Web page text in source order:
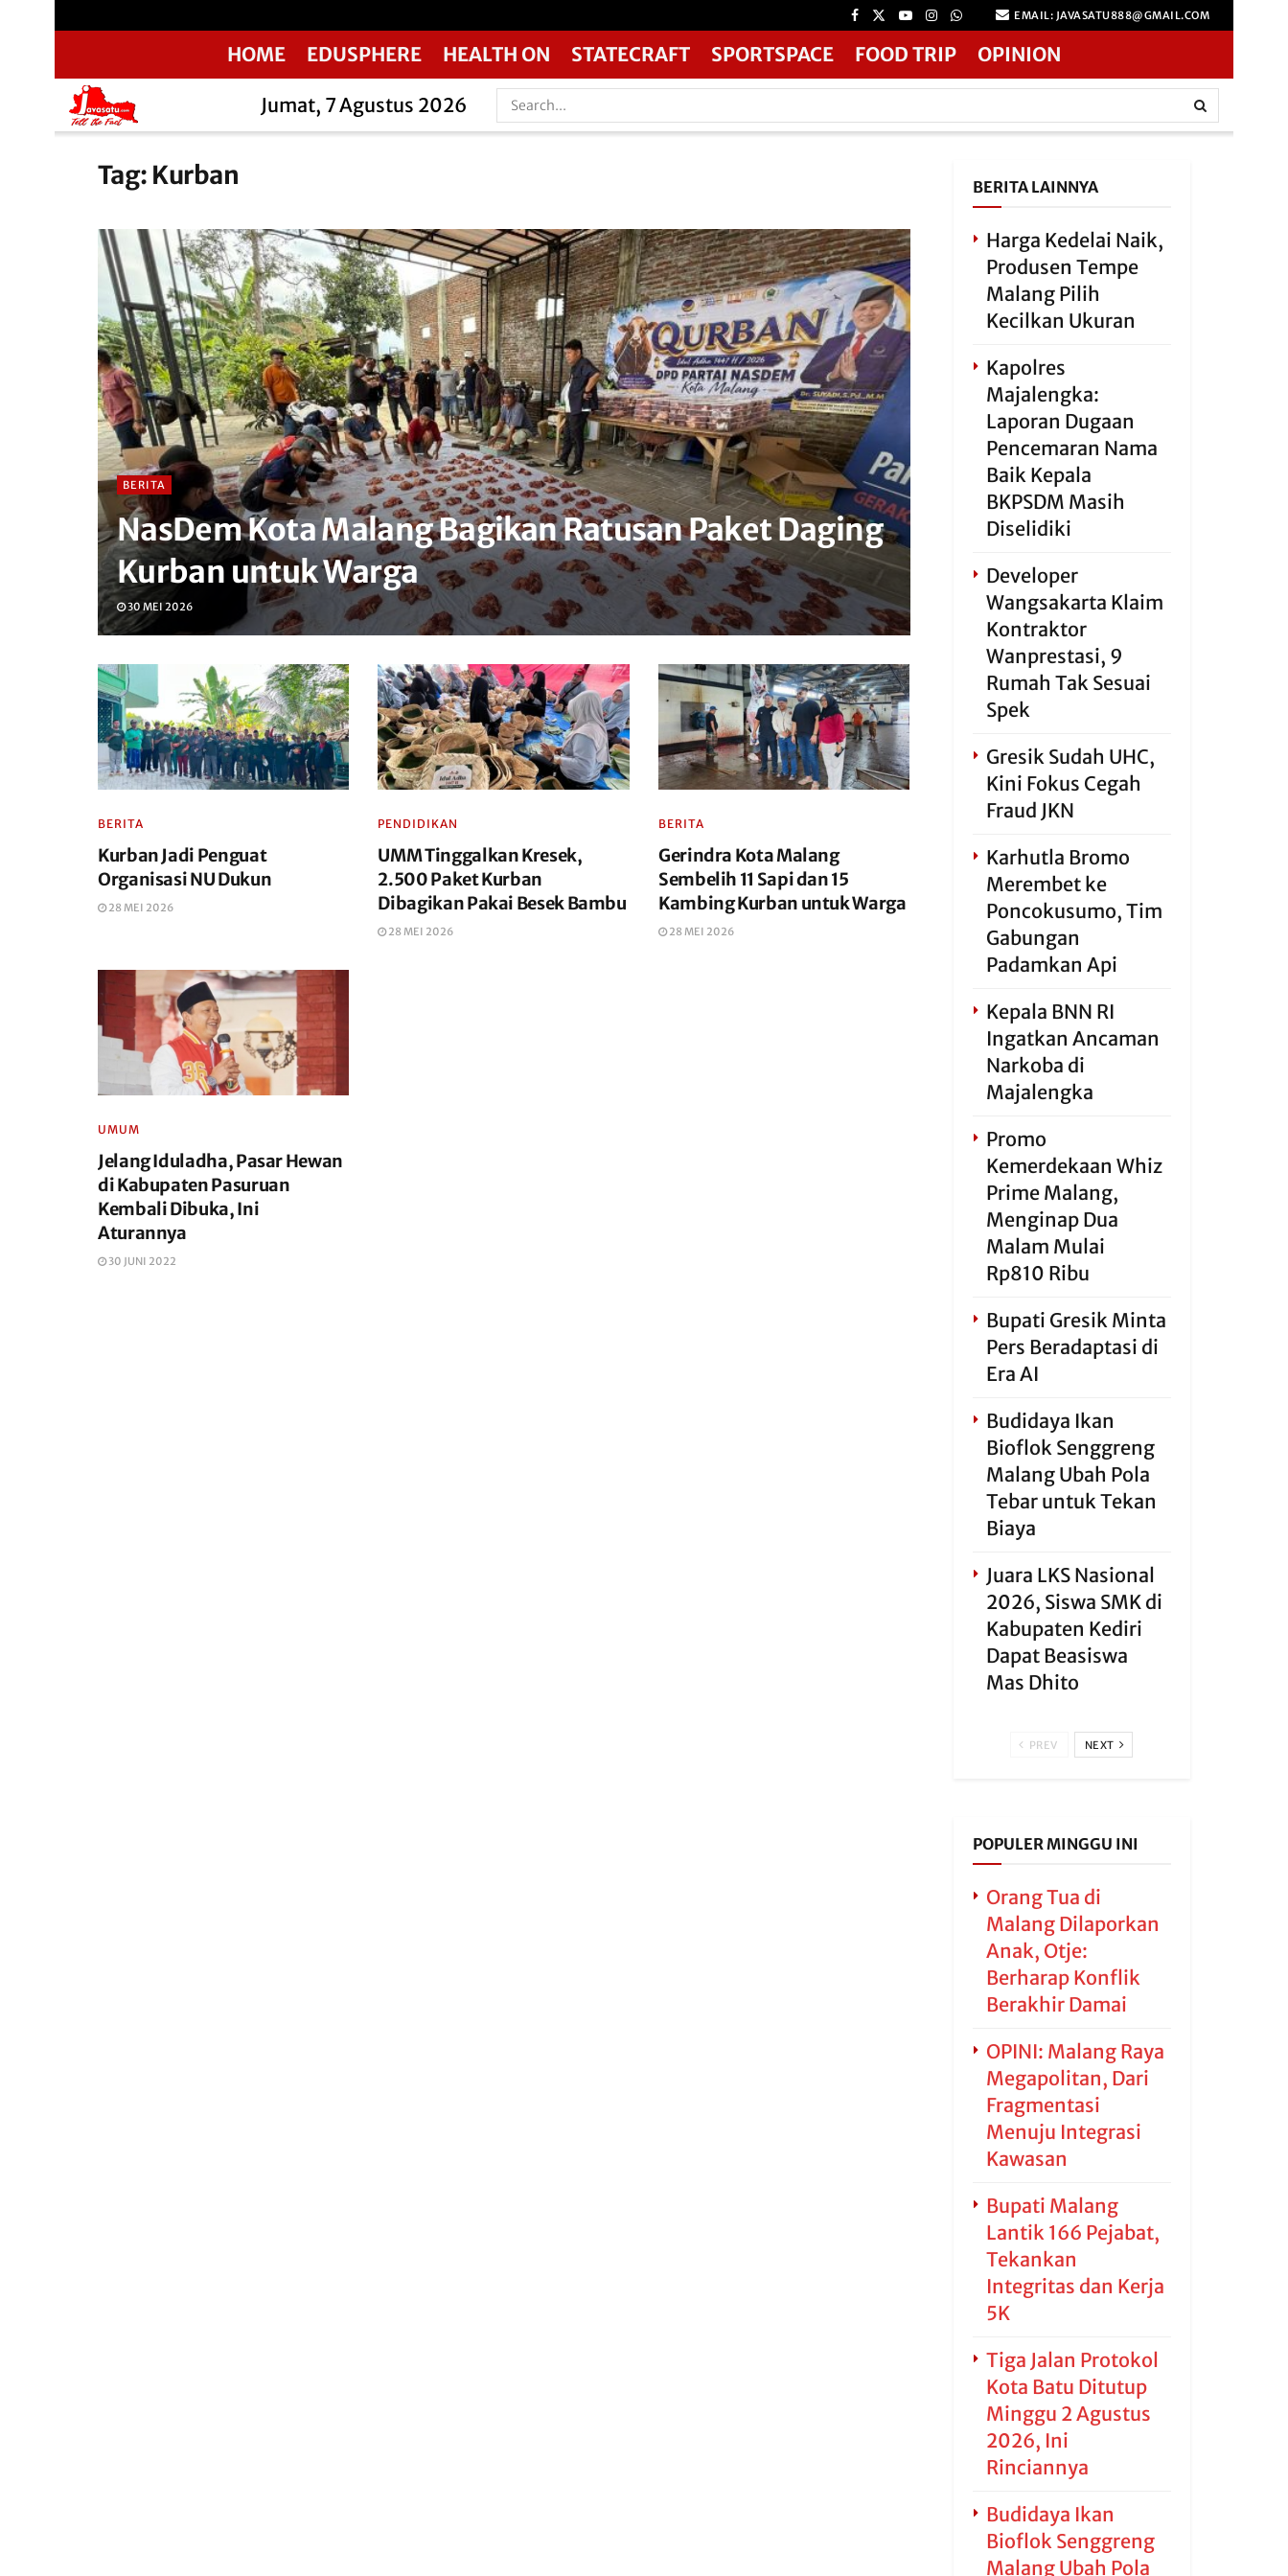
EMAIL: JAVASATU888@GMAIL.COM
HOME EDUSPHERE HEALTH ON STATECRAFT SPORTSPACE FOOD TRIP OPINION
Jumat, 7 Agustus 2026
Tag: Kurban
BERITA
NasDem Kota Malang Bagikan Ratusan Paket Daging
Kurban untuk Warga
30 MEI 2026
BERITA
Kurban Jadi Penguat
Organisasi NU Dukun
28 MEI 2026
PENDIDIKAN
UMM Tinggalkan Kresek,
2.500 Paket Kurban
Dibagikan Pakai Besek Bambu
28 MEI 2026
BERITA
Gerindra Kota Malang
Sembelih 11 Sapi dan 15
Kambing Kurban untuk Warga
28 MEI 2026
UMUM
Jelang Iduladha, Pasar Hewan
di Kabupaten Pasuruan
Kembali Dibuka, Ini
Aturannya
30 JUNI 2022
BERITA LAINNYA
Harga Kedelai Naik,
Produsen Tempe
Malang Pilih
Kecilkan Ukuran
Kapolres
Majalengka:
Laporan Dugaan
Pencemaran Nama
Baik Kepala
BKPSDM Masih
Diselidiki
Developer
Wangsakarta Klaim
Kontraktor
Wanprestasi, 9
Rumah Tak Sesuai
Spek
Gresik Sudah UHC,
Kini Fokus Cegah
Fraud JKN
Karhutla Bromo
Merembet ke
Poncokusumo, Tim
Gabungan
Padamkan Api
Kepala BNN RI
Ingatkan Ancaman
Narkoba di
Majalengka
Promo
Kemerdekaan Whiz
Prime Malang,
Menginap Dua
Malam Mulai
Rp810 Ribu
Bupati Gresik Minta
Pers Beradaptasi di
Era AI
Budidaya Ikan
Bioflok Senggreng
Malang Ubah Pola
Tebar untuk Tekan
Biaya
Juara LKS Nasional
2026, Siswa SMK di
Kabupaten Kediri
Dapat Beasiswa
Mas Dhito
PREV NEXT
POPULER MINGGU INI
Orang Tua di
Malang Dilaporkan
Anak, Otje:
Berharap Konflik
Berakhir Damai
OPINI: Malang Raya
Megapolitan, Dari
Fragmentasi
Menuju Integrasi
Kawasan
Bupati Malang
Lantik 166 Pejabat,
Tekankan
Integritas dan Kerja
5K
Tiga Jalan Protokol
Kota Batu Ditutup
Minggu 2 Agustus
2026, Ini
Rinciannya
Budidaya Ikan
Bioflok Senggreng
Malang Ubah Pola